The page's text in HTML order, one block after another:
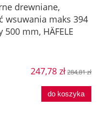
drewniane,
wsuwania maks 394
mm, HÄFELE
247,78 zł284,81 zł
do koszyka